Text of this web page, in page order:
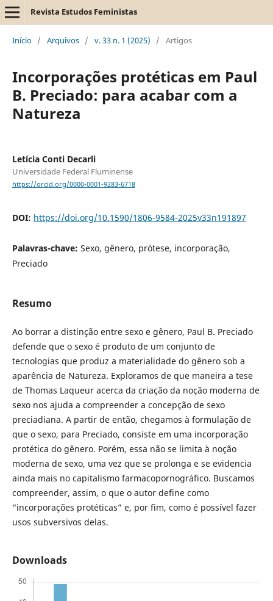
Revista Estudos Feministas
Início / Arquivos / v. 33 n. 1 (2025) / Artigos
Incorporações protéticas em Paul
B. Preciado: para acabar com a
Natureza
Letícia Conti Decarli
Universidade Federal Fluminense
https://orcid.org/0000-0001-9283-6718
DOI: https://doi.org/10.1590/1806-9584-2025v33n191897
Palavras-chave: Sexo, gênero, prótese, incorporação,
Preciado
Resumo
Ao borrar a distinção entre sexo e gênero, Paul B. Preciado
defende que o sexo é produto de um conjunto de
tecnologias que produz a materialidade do gênero sob a
aparência de Natureza. Exploramos de que maneira a tese
de Thomas Laqueur acerca da criação da noção moderna de
sexo nos ajuda a compreender a concepção de sexo
preciadiana. A partir de então, chegamos à formulação de
que o sexo, para Preciado, consiste em uma incorporação
protética do gênero. Porém, essa não se limita à noção
moderna de sexo, uma vez que se prolonga e se evidencia
ainda mais no capitalismo farmacopornográfico. Buscamos
compreender, assim, o que o autor define como
“incorporações protéticas” e, por fim, como é possível fazer
usos subversivos delas.
Downloads